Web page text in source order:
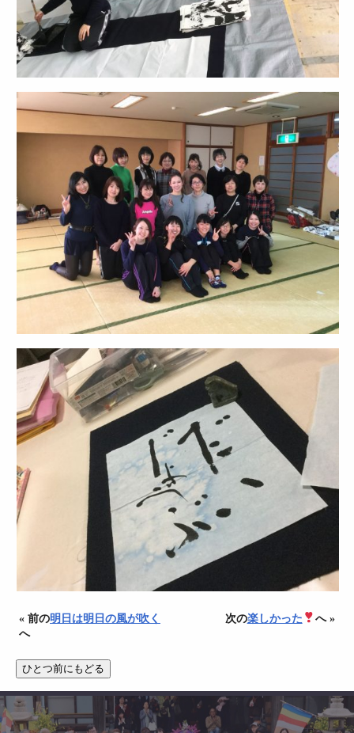
« 前の明日は明日の風が吹く
へ
次の楽しかった へ »